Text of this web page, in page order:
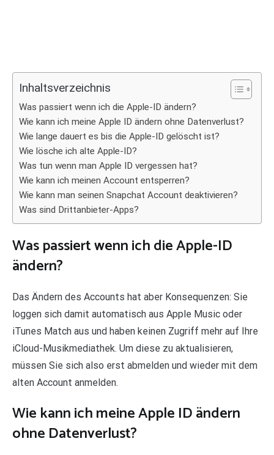
Inhaltsverzeichnis
Was passiert wenn ich die Apple-ID ändern?
Wie kann ich meine Apple ID ändern ohne Datenverlust?
Wie lange dauert es bis die Apple-ID gelöscht ist?
Wie lösche ich alte Apple-ID?
Was tun wenn man Apple ID vergessen hat?
Wie kann ich meinen Account entsperren?
Wie kann man seinen Snapchat Account deaktivieren?
Was sind Drittanbieter-Apps?
Was passiert wenn ich die Apple-ID
ändern?
Das Ändern des Accounts hat aber Konsequenzen: Sie
loggen sich damit automatisch aus Apple Music oder
iTunes Match aus und haben keinen Zugriff mehr auf Ihre
iCloud-Musikmediathek. Um diese zu aktualisieren,
müssen Sie sich also erst abmelden und wieder mit dem
alten Account anmelden.
Wie kann ich meine Apple ID ändern
ohne Datenverlust?